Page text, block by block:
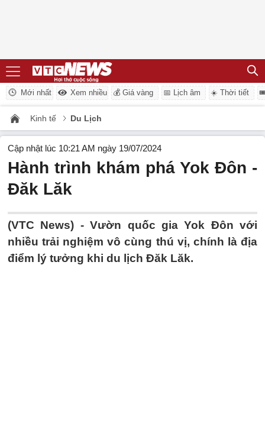
Mới nhất Xem nhiều 💰 Giá vàng 📅 Lịch âm ☀️ Thời tiết
Kinh tế Du Lịch
Cập nhật lúc 10:21 AM ngày 19/07/2024
Hành trình khám phá Yok Đôn -
Đăk Lăk
(VTC News) -Vườn quốc gia Yok Đôn với
nhiều trải nghiệm vô cùng thú vị, chính là địa
điểm lý tưởng khi du lịch Đăk Lăk.